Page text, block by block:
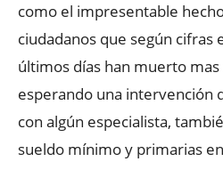
como el impresentable
ciudadanos que según cifras
últimos días han muerto
esperando una intervención
con algún especialista,
sueldo mínimo y primarias